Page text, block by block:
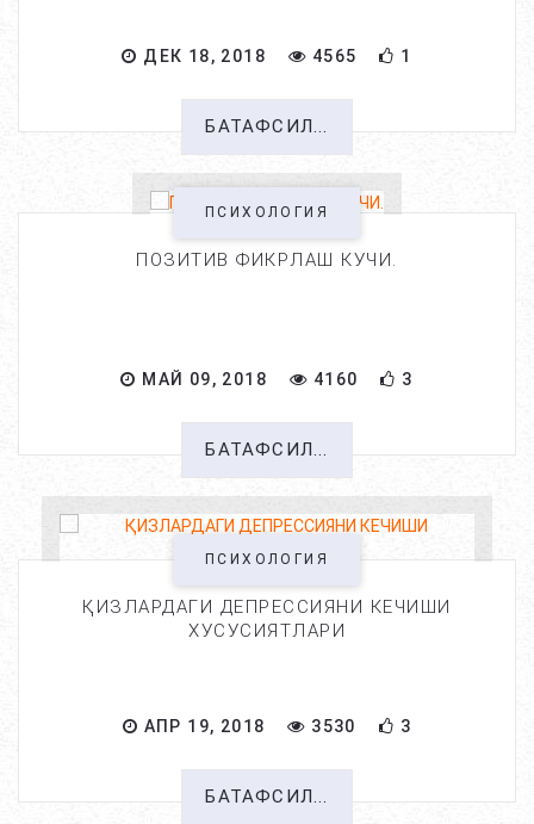
ДЕК 18, 2018 4565 1
БАТАФСИЛ...
ПСИХОЛОГИЯ
ПОЗИТИВ ФИКРЛАШ КУЧИ.
МАЙ 09, 2018 4160 3
БАТАФСИЛ...
ПСИХОЛОГИЯ
ҚИЗЛАРДАГИ ДЕПРЕССИЯНИ КЕЧИШИ
ХУСУСИЯТЛАРИ
АПР 19, 2018 3530 3
БАТАФСИЛ...